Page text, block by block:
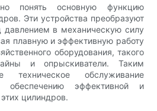
понять основную функцию
Эти устройства преобразуют
в механическую силу
плавную и эффективную работу
оборудования, такого
и опрыскиватели. Таким
техническое обслуживание
эффективной и
цилиндров.